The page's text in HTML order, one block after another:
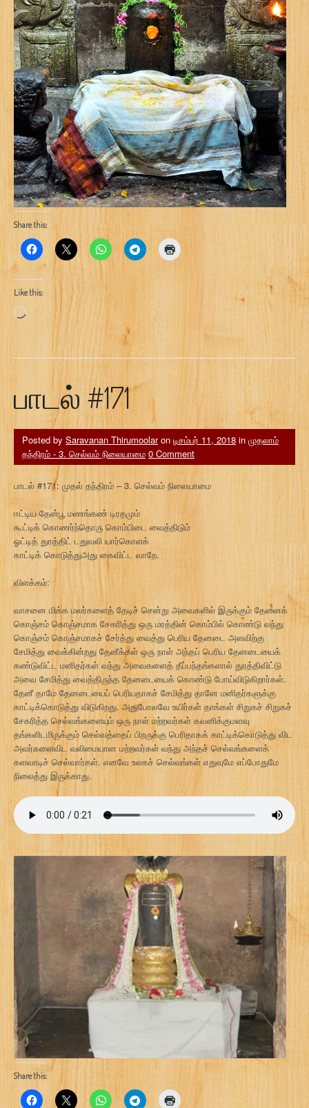
Share this:
Like this:
Loading…
பாடல் #171
Posted by Saravanan Thirumoolaron டிசம்பர் 11, 2018 in முதலாம்
தந்திரம் - 3. செல்வம் நிலையாமை 0 Comment
பாடல் #171: முதல் தந்திரம் – 3. செல்வம் நிலையாமை
ஈட்டிய தேன்பூ மணங்கண் டிரதமும்
கூட்டிக் கொணர்ந்தொரு கொம்பிடை வைத்திடும்
ஓட்டித் துரத்திட் டதுவலி யார்கொளக்
காட்டிக் கொடுத்துஅது கைவிட்ட வாறே.
விளக்கம்:
வாசனை மிக்க மலர்களைத் தேடிச் சென்று அவைகளில் இருக்கும் தேனைக்
கொஞ்சம் கொஞ்சமாக சேகரித்து ஒரு மரத்தின் கொம்பில் கொண்டு வந்து
கொஞ்சம் கொஞ்சமாகச் சேர்த்து வைத்து பெரிய தேனடை அளவிற்கு
சேமித்து வைக்கின்றது தேனீக்கள் ஒரு நாள் அந்தப் பெரிய தேனடையைக்
கண்டுவிட்ட மனிதர்கள் வந்து அவைகளைத் தீப்பந்தங்களால் துரத்திவிட்டு
அவை சேமித்து வைத்திருந்த தேனடையைக் கொண்டு போய்விடுகிறார்கள்.
தேனீ தாமே தேனடையைப் பெரியதாகச் சேமித்து தானே மனிதர்களுக்கு
காட்டிக்கொடுத்து விடுகிறது. அதுபோலவே உயிர்கள் தாங்கள் சிறுகச் சிறுகச்
சேகரித்த செல்வங்களையும் ஒரு நாள் மற்றவர்கள் கவனிக்குமளவு
தங்களிடமிருக்கும் செல்வத்தைப் பிறருக்கு பெரிதாகக் காட்டிக்கொடுத்து விட
அவர்களைவிட வலிமையான மற்றவர்கள் வந்து அந்தச் செல்வங்களைக்
களவாடிச் செல்வார்கள். எனவே உலகச் செல்வங்கள் எதுவுமே எப்போதுமே
நிலைத்து இருக்காது.
Share this: